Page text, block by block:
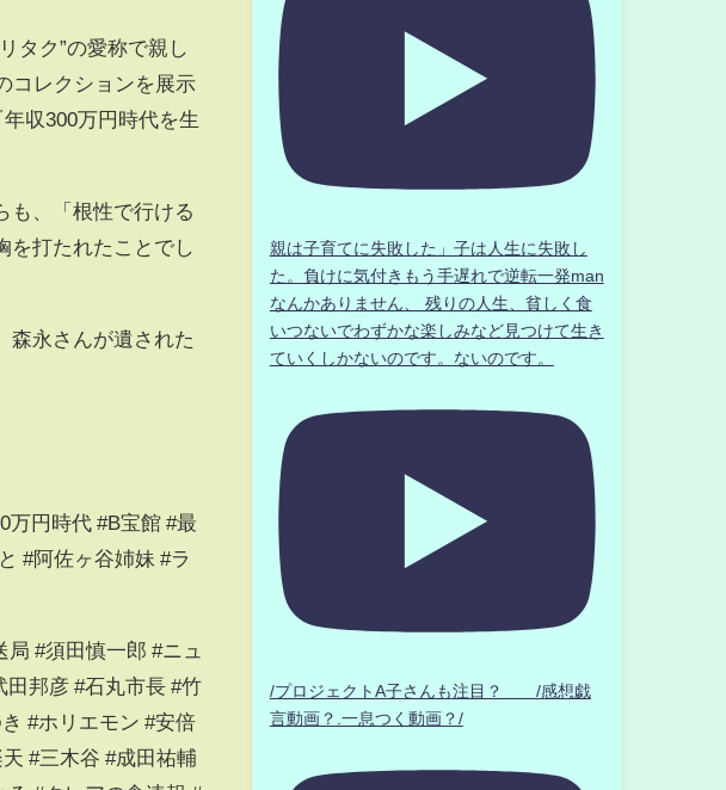
タク”の愛称で親し
コレクションを展示
収300万円時代を生
も、「根性で行ける
を打たれたことでし
森永さんが遺された
万円時代 #B宝館 #最
#阿佐ヶ谷姉妹 #ラ
#須田慎一郎 #ニュ
田邦彦 #石丸市長 #竹
#ホリエモン #安倍
#三木谷 #成田祐輔
親は子育てに失敗した」子は人生に失敗し
た。負けに気付きもう手遅れで逆転一発man
なんかありません、 残りの人生、貧しく食
いつないでわずかな楽しみなど見つけて生き
ていくしかないのです。ないのです。
/プロジェクトA子さんも注目？ /感想戯
言動画？.一息つく動画？/